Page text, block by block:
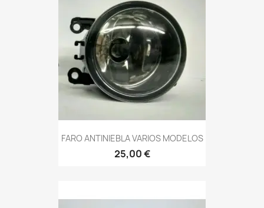
FARO ANTINIEBLA VARIOS MODELOS
25,00 €